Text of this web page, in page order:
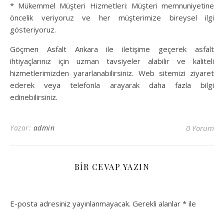
* Mükemmel Müşteri Hizmetleri: Müşteri memnuniyetine
öncelik veriyoruz ve her müşterimize bireysel ilgi
gösteriyoruz.
Göçmen Asfalt Ankara ile iletişime geçerek asfalt
ihtiyaçlarınız için uzman tavsiyeler alabilir ve kaliteli
hizmetlerimizden yararlanabilirsiniz. Web sitemizi ziyaret
ederek veya telefonla arayarak daha fazla bilgi
edinebilirsiniz.
Yazar: admin 0 Yorum
BIR CEVAP YAZIN
E-posta adresiniz yayınlanmayacak. Gerekli alanlar * ile